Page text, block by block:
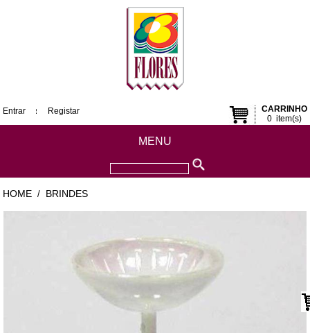
CARRINHO
0item(s)
Entrar Registar
MENU
HOME / BRINDES